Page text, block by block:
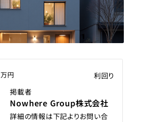
万円
利回り
掲載者
Nowhere Group株式会社
詳細の情報は下記よりお問い合